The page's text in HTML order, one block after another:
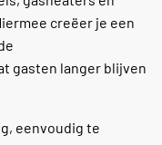
creëer je een
gasten langer blijven
eenvoudig te